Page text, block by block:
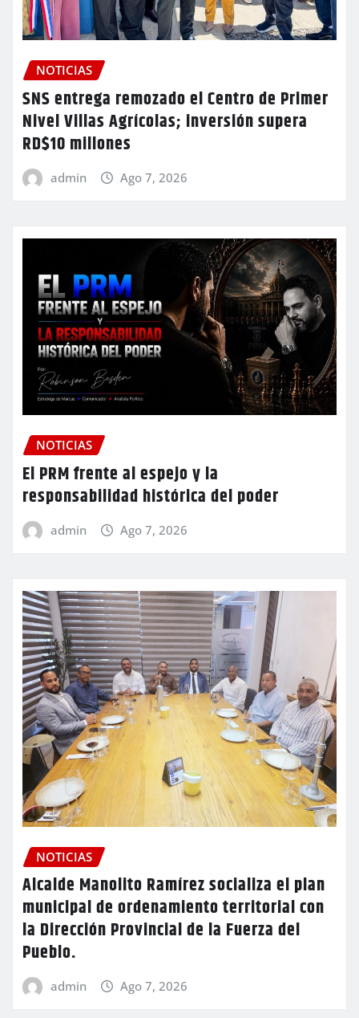
NOTICIAS
SNS entrega remozado el Centro de Primer
Nivel Villas Agrícolas; inversión supera
RD$10 millones
admin Ago 7, 2026
NOTICIAS
El PRM frente al espejo y la
responsabilidad histórica del poder
admin Ago 7, 2026
NOTICIAS
Alcalde Manolito Ramírez socializa el plan
municipal de ordenamiento territorial con
la Dirección Provincial de la Fuerza del
Pueblo.
admin Ago 7, 2026